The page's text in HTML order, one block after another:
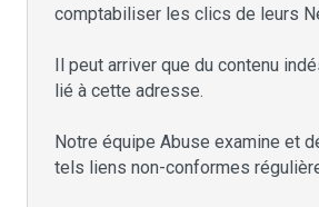
comptabiliser les clics de leurs
Il peut arriver que du contenu
lié à cette adresse.
Notre équipe Abuse examine et
tels liens non-conformes